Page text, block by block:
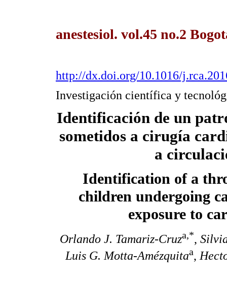
anestesiol. vol.45 no.2
http://dx.doi.org/10.1016/
Investigación científica y
Identificación de un
sometidos a cirugía
a
Identification of a
children undergoing
exposure to
Orlando J. Tamariz-Cruza,*,
Luis G. Motta-Amézquitaa,